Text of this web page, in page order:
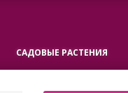
САДОВЫЕ РАСТЕНИЯ